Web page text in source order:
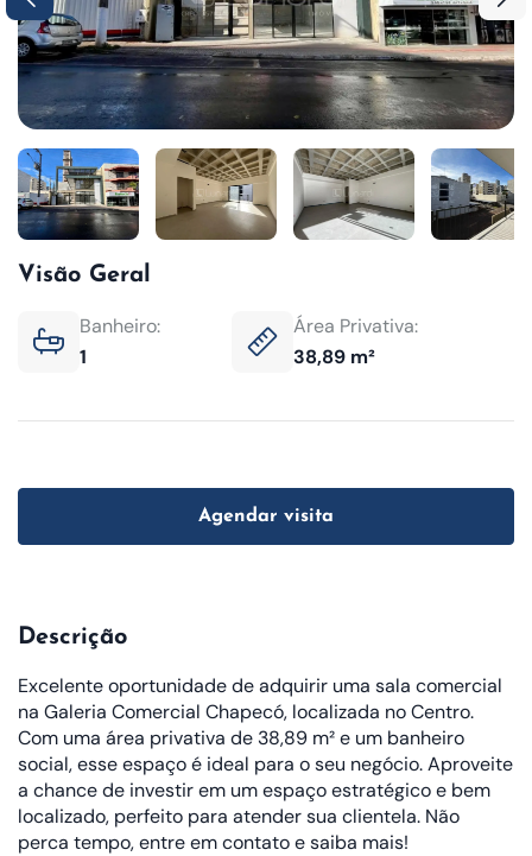
Visão Geral
Banheiro:
1
Área Privativa:
38,89 m²
Agendar visita
Descrição
Excelente oportunidade de adquirir uma sala comercial
na Galeria Comercial Chapecó, localizada no Centro.
Com uma área privativa de 38,89 m² e um banheiro
social, esse espaço é ideal para o seu negócio. Aproveite
a chance de investir em um espaço estratégico e bem
localizado, perfeito para atender sua clientela. Não
perca tempo, entre em contato e saiba mais!